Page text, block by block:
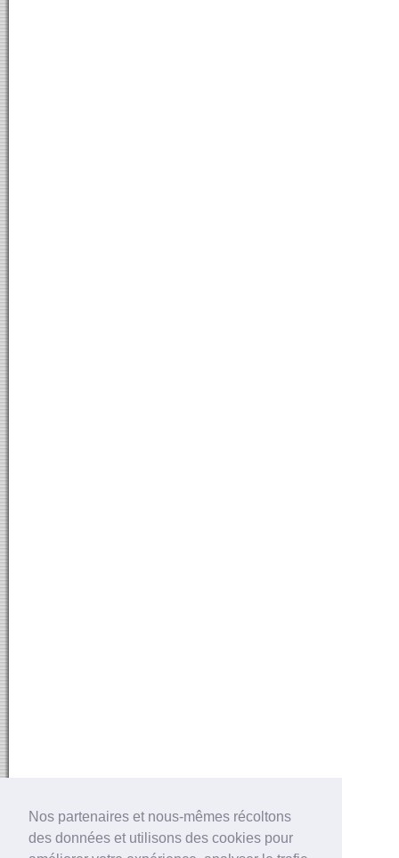
Nos partenaires et nous-mêmes récoltons
des données et utilisons des cookies pour